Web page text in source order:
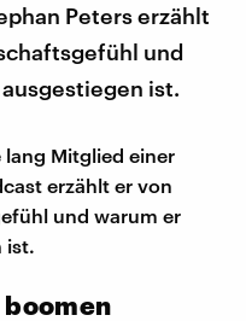
Peters erzählt
und
ist.
lang Mitglied einer
erzählt er von
und warum er
ist.